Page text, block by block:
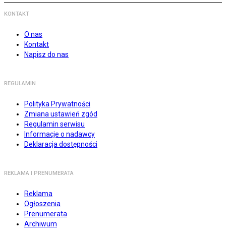
KONTAKT
O nas
Kontakt
Napisz do nas
REGULAMIN
Polityka Prywatności
Zmiana ustawień zgód
Regulamin serwisu
Informacje o nadawcy
Deklaracja dostępności
REKLAMA I PRENUMERATA
Reklama
Ogłoszenia
Prenumerata
Archiwum